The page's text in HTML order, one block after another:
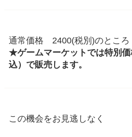
通常価格 2400(税別)のところ
★ゲームマーケットでは特別
込）で販売します。
この機会をお見逃しなく